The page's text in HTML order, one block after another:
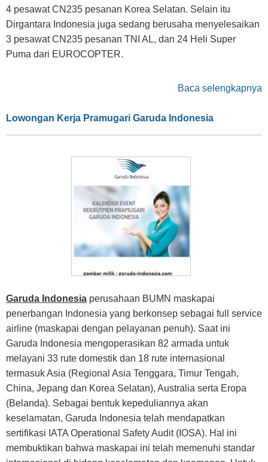
4 pesawat CN235 pesanan Korea Selatan. Selain itu
Dirgantara Indonesia juga sedang berusaha menyelesaikan
3 pesawat CN235 pesanan TNI AL, dan 24 Heli Super
Puma dari EUROCOPTER.
Baca selengkapnya
Lowongan Kerja Pramugari Garuda Indonesia
Garuda Indonesia perusahaan BUMN maskapai
penerbangan Indonesia yang berkonsep sebagai full service
airline (maskapai dengan pelayanan penuh). Saat ini
Garuda Indonesia mengoperasikan 82 armada untuk
melayani 33 rute domestik dan 18 rute internasional
termasuk Asia (Regional Asia Tenggara, Timur Tengah,
China, Jepang dan Korea Selatan), Australia serta Eropa
(Belanda). Sebagai bentuk kepeduliannya akan
keselamatan, Garuda Indonesia telah mendapatkan
sertifikasi IATA Operational Safety Audit (IOSA). Hal ini
membuktikan bahwa maskapai ini telah memenuhi standar